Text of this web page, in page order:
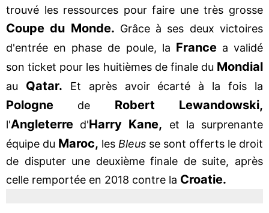
trouvé les ressources pour faire une très grosse
Coupe du Monde. Grâce à ses deux victoires
d'entrée en phase de poule, la Francea validé
son ticket pour les huitièmes de finale du Mondial
au Qatar. Et après avoir écarté à la fois la
Pologne de Robert Lewandowski,
l'Angleterre d'Harry Kane, et la surprenante
équipe du Maroc, les Bleus se sont offerts le droit
de disputer une deuxième finale de suite, après
celle remportée en 2018 contre la Croatie.